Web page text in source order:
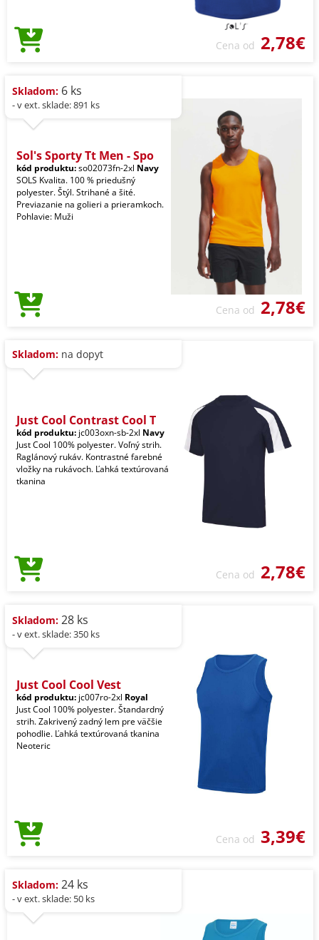
Cena od 2,78€
Skladom: 6 ks
- v ext. sklade: 891 ks
Sol's Sporty Tt Men - Spo
kód produktu:so02073fn-2xl Navy
SOLS Kvalita. 100 % priedušný
polyester. Štýl. Strihané a šité.
Previazanie na golieri a prieramkoch.
Pohlavie: Muži
Cena od 2,78€
Skladom: na dopyt
Just Cool Contrast Cool T
kód produktu: jc003oxn-sb-2xl Navy
Just Cool 100% polyester. Voľný strih.
Raglánový rukáv. Kontrastné farebné
vložky na rukávoch. Ľahká textúrovaná
tkanina
Cena od 2,78€
Skladom: 28 ks
- v ext. sklade: 350 ks
Just Cool Cool Vest
kód produktu: jc007ro-2xl Royal
Just Cool 100% polyester. Štandardný
strih. Zakrivený zadný lem pre väčšie
pohodlie. Ľahká textúrovaná tkanina
Neoteric
Cena od 3,39€
Skladom: 24 ks
- v ext. sklade: 50 ks